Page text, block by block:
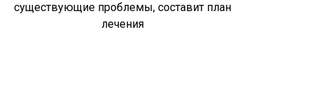
существующие проблемы, составит план
лечения